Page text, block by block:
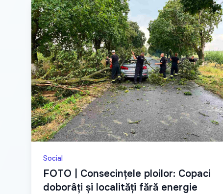
Social
FOTO | Consecințele ploilor: Copaci
doborâți și localități fără energie